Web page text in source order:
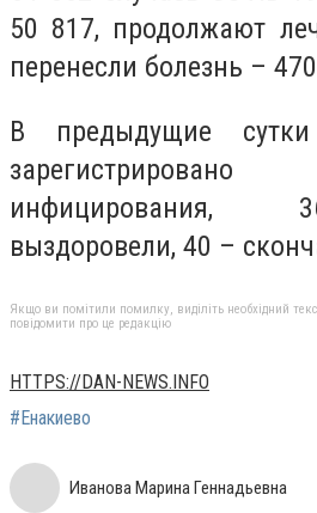
50 817, продолжают
перенесли болезнь –
В предыдущие
инфицирования,
выздоровели, 40 –
Якщо ви помітили помилку, виділіть необхідний
повідомити про це редакцію
HTTPS://DAN-NEWS.INFO
#Енакиево
Иванова Марина Геннадьевна